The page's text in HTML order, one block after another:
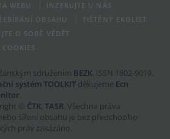
WEBU
INZERUJTE U NÁS
OBSAHU
TIŠTĚNÝ EKOLIST
O SOBĚ VĚDĚT
COOKIES
sdružením BEZK. ISSN 1802-9019.
systém TOOLKIT děkujeme Ecn
.
© ČTK, TASR. Všechna práva
šíření obsahu je bez předchozího
práv zakázáno.